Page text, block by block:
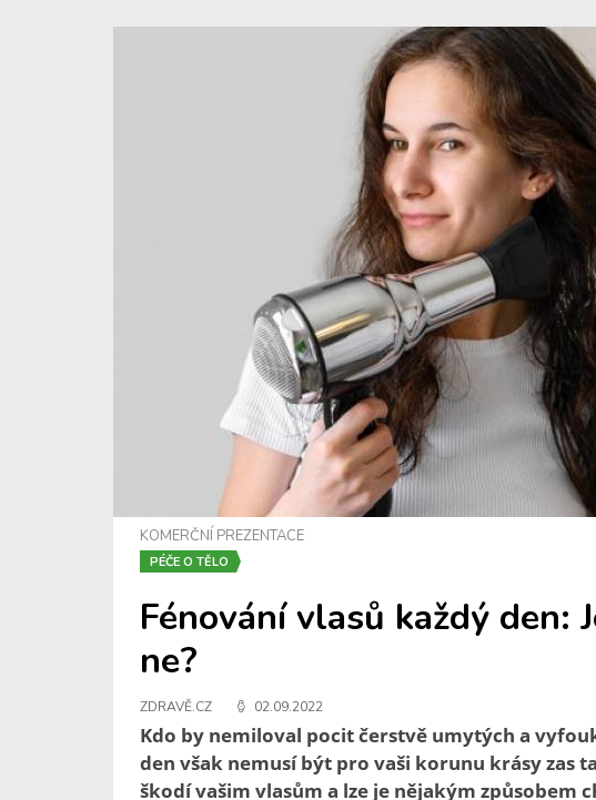
KOMERČNÍ PREZENTACE
PÉČE O TĚLO
Fénování vlasů každý den:
ne?
ZDRAVĚ.CZ 02.09.2022
Kdo by nemiloval pocit čerstvě umytých a
den však nemusí být pro vaši korunu krásy zas
škodí vašim vlasům a lze je nějakým způsobem